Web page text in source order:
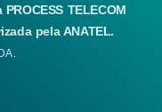
TELECOM
pela ANATEL.